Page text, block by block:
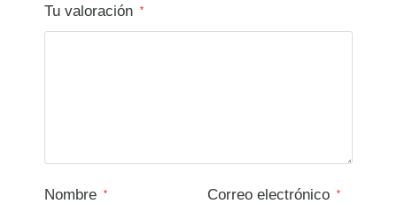
Tu valoración *
Nombre * Correo electrónico *